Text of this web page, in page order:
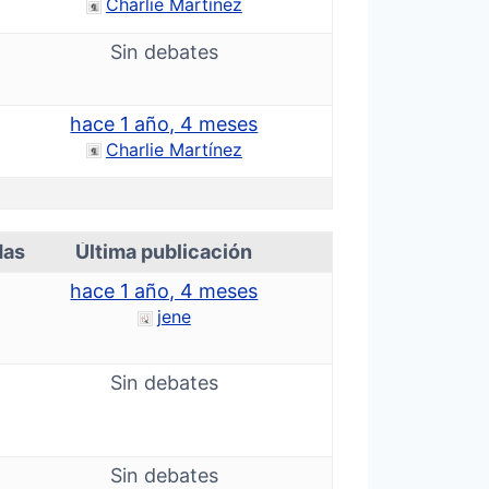
Charlie Martínez
Sin debates
hace 1 año, 4 meses
Charlie Martínez
Última publicación
hace 1 año, 4 meses
jene
Sin debates
Sin debates